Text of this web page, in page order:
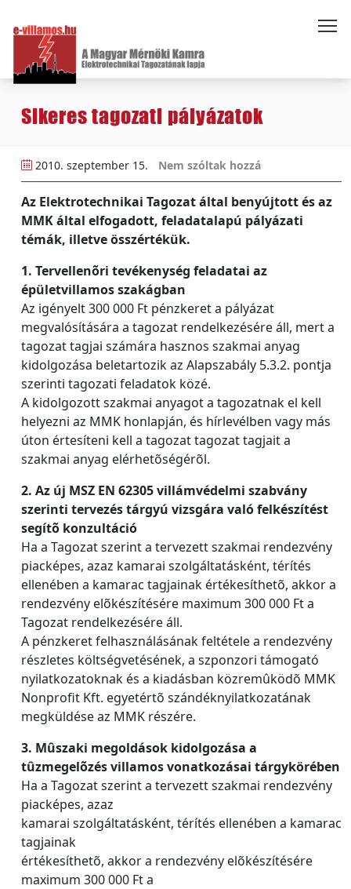
Sikeres tagozati pályázatok
2010. szeptember 15. Nem szóltak hozzá
Az Elektrotechnikai Tagozat által benyújtott és az
MMK által elfogadott, feladatalapú pályázati
témák, illetve összértékük.
1. Tervellenõri tevékenység feladatai az
épületvillamos szakágban
Az igényelt 300 000 Ft pénzkeret a pályázat
megvalósítására a tagozat rendelkezésére áll, mert a
tagozat tagjai számára hasznos szakmai anyag
kidolgozása beletartozik az Alapszabály 5.3.2. pontja
szerinti tagozati feladatok közé.
A kidolgozott szakmai anyagot a tagozatnak el kell
helyezni az MMK honlapján, és hírlevélben vagy más
úton értesíteni kell a tagozat tagozat tagjait a
szakmai anyag elérhetõségérõl.
2. Az új MSZ EN 62305 villámvédelmi szabvány
szerinti tervezés tárgyú vizsgára való felkészítést
segítõ konzultáció
Ha a Tagozat szerint a tervezett szakmai rendezvény
piacképes, azaz kamarai szolgáltatásként, térítés
ellenében a kamarac tagjainak értékesíthetõ, akkor a
rendezvény elõkészítésére maximum 300 000 Ft a
Tagozat rendelkezésére áll.
A pénzkeret felhasználásának feltétele a rendezvény
részletes költségvetésének, a szponzori támogató
nyilatkozatoknak és a kiadásban közremûködõ MMK
Nonprofit Kft. egyetértõ szándéknyilatkozatának
megküldése az MMK részére.
3. Mûszaki megoldások kidolgozása a
tûzmegelõzés villamos vonatkozásai tárgykörében
Ha a Tagozat szerint a tervezett szakmai rendezvény
piacképes, azaz
kamarai szolgáltatásként, térítés ellenében a kamarac
tagjainak
értékesíthetõ, akkor a rendezvény elõkészítésére
maximum 300 000 Ft a